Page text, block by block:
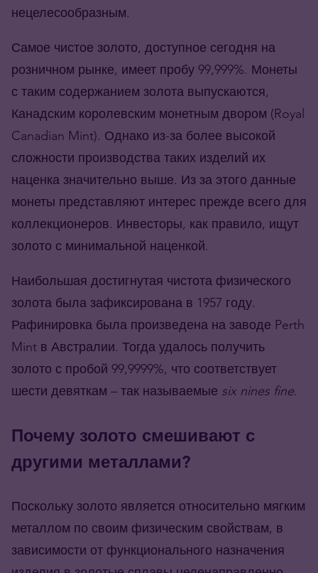
нецелесообразным.
Самое чистое золото, доступное сегодня на
розничном рынке, имеет пробу 99,999%. Монеты
с таким содержанием золота выпускаются,
Канадским королевским монетным двором (Royal
Canadian Mint). Однако из-за более высокой
сложности производства таких изделий их
наценка значительно выше. Из за этого данные
монеты представляют интерес прежде всего для
коллекционеров. Инвесторы, как правило, ищут
золото с минимальной наценкой.
Наибольшая достигнутая чистота физического
золота была зафиксирована в 1957 году.
Рафинировка была произведена на заводе Perth
Mint в Австралии. Тогда удалось получить
золото с пробой 99,9999%, что соответствует
шести девяткам – так называемые six nines fine.
Почему золото смешивают с
другими металлами?
Поскольку золото является относительно мягким
металлом по своим физическим свойствам, в
зависимости от функционального назначения